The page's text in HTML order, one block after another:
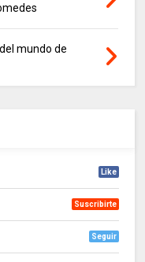
mundo de
Like
Suscribirte
Seguir